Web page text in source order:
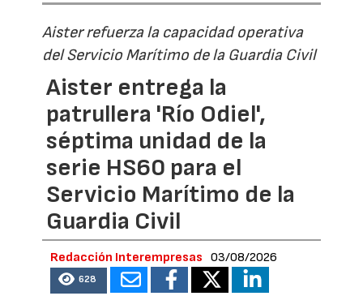
Aister refuerza la capacidad operativa
del Servicio Marítimo de la Guardia Civil
Aister entrega la
patrullera 'Río Odiel',
séptima unidad de la
serie HS60 para el
Servicio Marítimo de la
Guardia Civil
Redacción Interempresas 03/08/2026
628